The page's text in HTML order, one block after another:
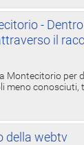
-
il
Montecitorio per
meno
della webtv